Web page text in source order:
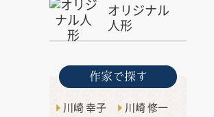
オリジナル
人形
作家で探す
川崎 幸子
川崎 修一